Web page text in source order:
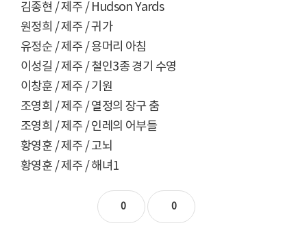
김종현 / 제주 / Hudson Yards
원정희 / 제주 / 귀가
유정순 / 제주 / 용머리 아침
이성길 / 제주 / 철인3종 경기 수영
이창훈 / 제주 / 기원
조영희 / 제주 / 열정의 장구 춤
조영희 / 제주 / 인레의 어부들
황영훈 / 제주 / 고뇌
황영훈 / 제주 / 해녀1
0 0